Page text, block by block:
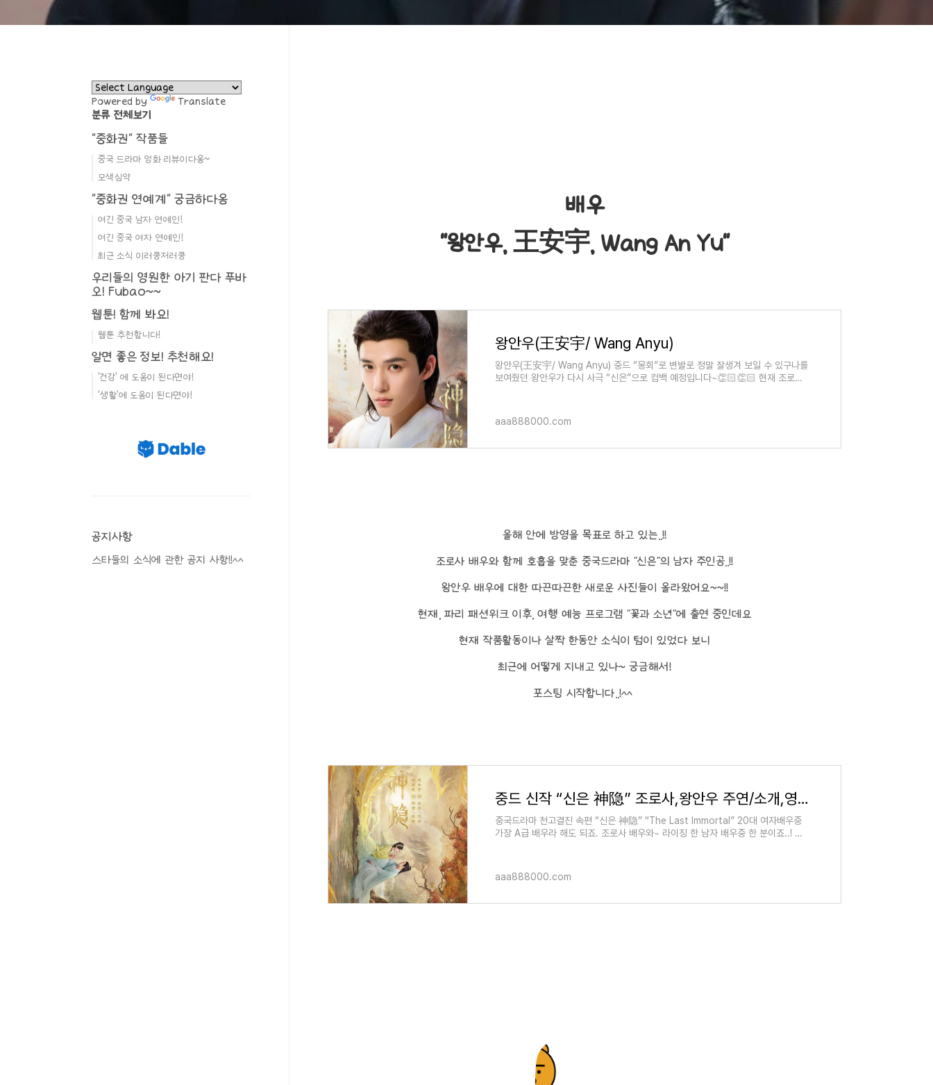
배우
"왕안우, 王安宇, Wang An Yu"
왕안우(王安宇/ Wang Anyu)
왕안우(王安宇/ Wang Anyu) 중드 “몽회”로 변발로 정말 잘생겨 보일 수 있구나를
보여줬던 왕안우가 다시 사극 “신은”으로 컴백 예정입니다~👏🏻👏🏻 현재 조로사,
aaa888000.com
올해 안에 방영을 목표로 하고 있는..!!
조로사 배우와 함께 호흡을 맞춘 중국드라마 "신은"의 남자 주인공..!!
왕안우 배우에 대한 따끈따끈한 새로운 사진들이 올라왔어요~~!!
현재, 파리 패션위크 이후, 여행 예능 프로그램 "꽃과 소년"에 출연 중인데요
현재 작품활동이나 살짝 한동안 소식이 텀이 있었다 보니
최근에 어떻게 지내고 있나~ 궁금해서!
포스팅 시작합니다..!^^
중드 신작 “신은 神隐” 조로사,왕안우 주연/소개,영상 등
중국드라마 천고결진 속편 “신은 神隐” “The Last Immortal” 20대 여자배우중
가장 A급 배우라 해도 되죠. 조로사 배우와~ 라이징 한 남자 배우중 한 분이죠..! 까
aaa888000.com
Powered by Translate
분류 전체보기
"중화권" 작품들
중국 드라마 영화 리뷰이다옹~
모색심약
"중화권 연예계" 궁금하다옹
여긴 중국 남자 연예인!
여긴 중국 여자 연예인!
최근 소식 이러쿵저러쿵
우리들의 영원한 아기 판다 푸바
오! Fubao~~
웹툰! 함께 봐요!
웹툰 추천합니다!
알면 좋은 정보! 추천해요!
'건강' 에 도움이 된다면야!
'생활'에 도움이 된다면야!
공지사항
스타들의 소식에 관한 공지 사항!!^^